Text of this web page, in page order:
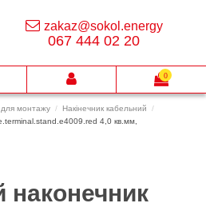
для монтажу
Накінечник кабельний
4,0 кв.мм,
наконечник
zakaz@sokol.energy
067 444 02 20
0